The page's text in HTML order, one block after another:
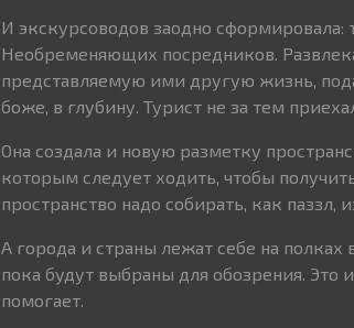
И экскурсоводов заодно
Необременяющих посредников.
представляемую ими другую жизнь,
боже, в глубину. Турист не за тем
Она создала и новую разметку
которым следует ходить, чтобы
пространство надо собирать, как
А города и страны лежат себе на
пока будут выбраны для обозрения.
помогает.